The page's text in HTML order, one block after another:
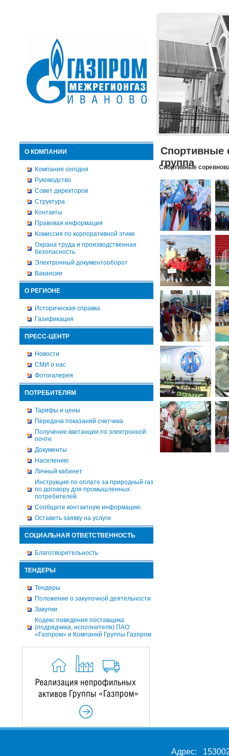
О КОМПАНИИ
Компания сегодня
Руководство
Совет директоров
Структура
Контакты
Правовая информация
Комиссия по корпоративной этике
Охрана труда и производственная
безопасность
Электронный документооборот
Вакансии
О РЕГИОНЕ
Историческая справка
Газификация
ПРЕСС-ЦЕНТР
Новости
СМИ о нас
Фотогалерея
ПОТРЕБИТЕЛЯМ
Тарифы и цены
Передача показаний счетчика
Получение квитанции по электронной
почте
Документы
Населению
Личный кабинет
Инструкция по оплате за природный газ
по договору для промышленных
потребителей
Сообщите контактную информацию
Оставить заявку на услуги
СОЦИАЛЬНАЯ ОТВЕТСТВЕННОСТЬ
Благотворительность
ТЕНДЕРЫ
Тендеры
Положение о закупочной деятельности
Закупки
Кодекс поведения поставщика
(подрядчика, исполнителя) ПАО
«Газпром» и Компаний Группы Газпром
Спортивные
группа
Спортивные
Адрес: